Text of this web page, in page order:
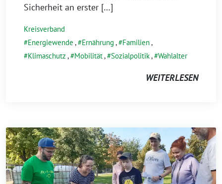
Sicherheit an erster […]
Kreisverband
Energiewende , Ernährung , Familien,
Klimaschutz , Mobilität, Sozialpolitik, Wahlalter
WEITERLESEN